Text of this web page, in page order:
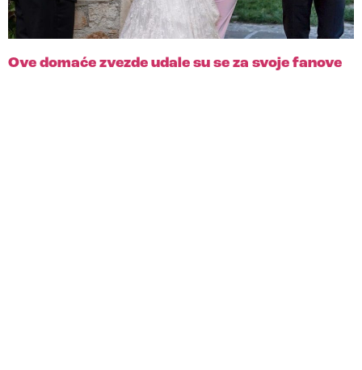
Ove domaće zvezde udale su se za svoje fanove